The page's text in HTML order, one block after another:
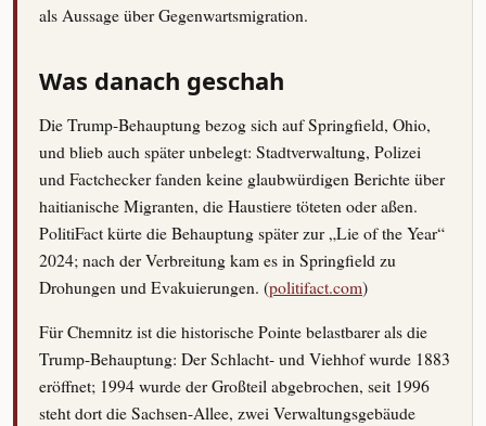
als Aussage über Gegenwartsmigration.
Was danach geschah
Die Trump-Behauptung bezog sich auf Springfield, Ohio,
und blieb auch später unbelegt: Stadtverwaltung, Polizei
und Factchecker fanden keine glaubwürdigen Berichte über
haitianische Migranten, die Haustiere töteten oder aßen.
PolitiFact kürte die Behauptung später zur „Lie of the Year“
2024; nach der Verbreitung kam es in Springfield zu
Drohungen und Evakuierungen. (politifact.com)
Für Chemnitz ist die historische Pointe belastbarer als die
Trump-Behauptung: Der Schlacht- und Viehhof wurde 1883
eröffnet; 1994 wurde der Großteil abgebrochen, seit 1996
steht dort die Sachsen-Allee, zwei Verwaltungsgebäude